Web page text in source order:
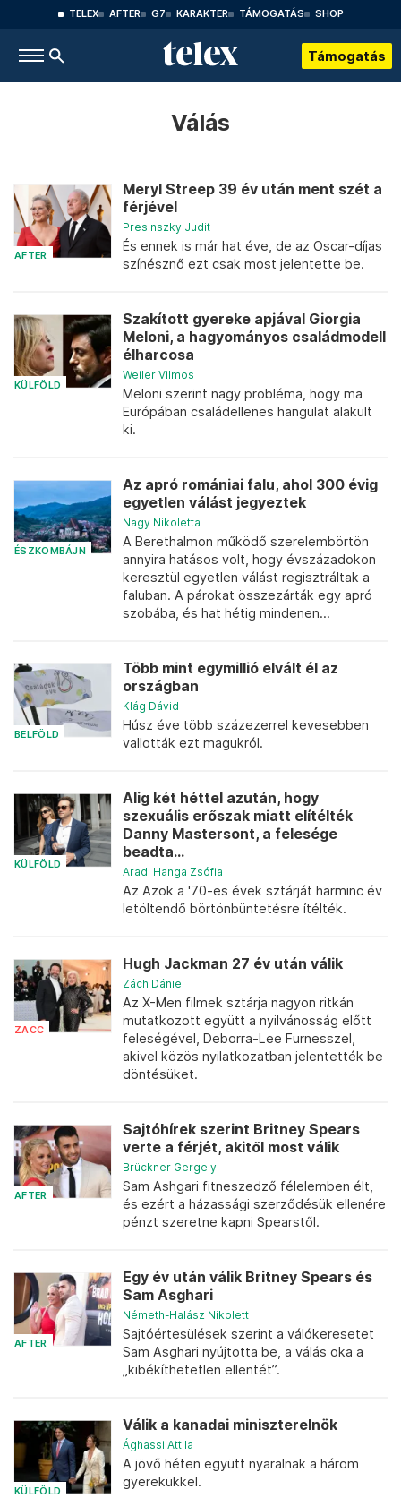
TELEX AFTER G7 KARAKTER TÁMOGATÁS SHOP
Támogatás
Válás
AFTER
Meryl Streep 39 év után ment szét a
férjével
Presinszky Judit
És ennek is már hat éve, de az Oscar-díjas
színésznő ezt csak most jelentette be.
KÜLFÖLD
Szakított gyereke apjával Giorgia
Meloni, a hagyományos családmodell
élharcosa
Weiler Vilmos
Meloni szerint nagy probléma, hogy ma
Európában családellenes hangulat alakult
ki.
ÉSZKOMBÁJN
Az apró romániai falu, ahol 300 évig
egyetlen válást jegyeztek
Nagy Nikoletta
A Berethalmon működő szerelembörtön
annyira hatásos volt, hogy évszázadokon
keresztül egyetlen válást regisztráltak a
faluban. A párokat összezárták egy apró
szobába, és hat hétig mindenen...
BELFÖLD
Több mint egymillió elvált él az
országban
Klág Dávid
Húsz éve több százezerrel kevesebben
vallották ezt magukról.
KÜLFÖLD
Alig két héttel azután, hogy
szexuális erőszak miatt elítélték
Danny Mastersont, a felesége
beadta...
Aradi Hanga Zsófia
Az Azok a '70-es évek sztárját harminc év
letöltendő börtönbüntetésre ítélték.
ZACC
Hugh Jackman 27 év után válik
Zách Dániel
Az X-Men filmek sztárja nagyon ritkán
mutatkozott együtt a nyilvánosság előtt
feleségével, Deborra-Lee Furnesszel,
akivel közös nyilatkozatban jelentették be
döntésüket.
AFTER
Sajtóhírek szerint Britney Spears
verte a férjét, akitől most válik
Brückner Gergely
Sam Ashgari fitneszedző félelemben élt,
és ezért a házassági szerződésük ellenére
pénzt szeretne kapni Spearstől.
AFTER
Egy év után válik Britney Spears és
Sam Asghari
Németh-Halász Nikolett
Sajtóértesülések szerint a válókeresetet
Sam Asghari nyújtotta be, a válás oka a
„kibékíthetetlen ellentét”.
KÜLFÖLD
Válik a kanadai miniszterelnök
Ághassi Attila
A jövő héten együtt nyaralnak a három
gyerekükkel.